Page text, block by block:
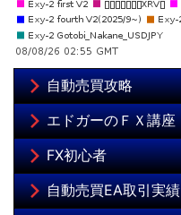
自動売買攻略
エドガーのＦＸ講座
FX初心者
自動売買EA取引実績